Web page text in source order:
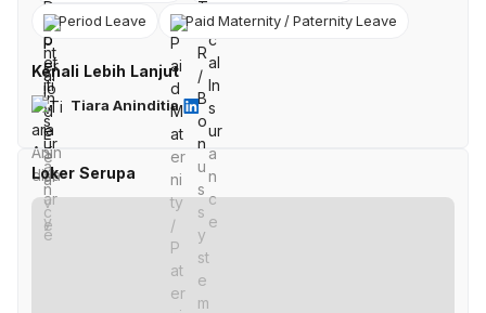
Period Leave Paid Maternity / Paternity Leave
Kenali Lebih Lanjut
Tiara Aninditia
Loker Serupa